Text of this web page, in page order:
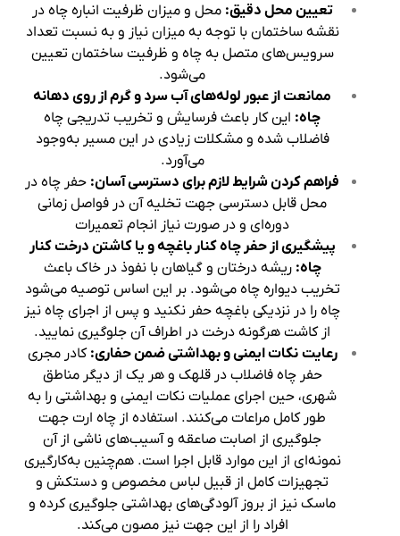
تعیین محل دقیق: محل و میزان ظرفیت انباره چاه در
نقشه ساختمان با توجه به میزان نیاز و به نسبت تعداد
سرویس‌های متصل به چاه و ظرفیت ساختمان تعیین
می‌شود.
ممانعت از عبور لوله‌های آب سرد و گرم از روی دهانه
چاه: این کار باعث فرسایش و تخریب تدریجی چاه
فاضلاب شده و مشکلات زیادی در این مسیر به‌وجود
می‌آورد.
فراهم کردن شرایط لازم برای دسترسی آسان: حفر چاه در
محل قابل دسترسی جهت تخلیه آن در فواصل زمانی
دوره‌ای و در صورت نیاز انجام تعمیرات
پیشگیری از حفر چاه کنار باغچه و یا کاشتن درخت کنار
چاه: ریشه درختان و گیاهان با نفوذ در خاک باعث
تخریب دیواره چاه می‌شود. بر این اساس توصیه می‌شود
چاه را در نزدیکی باغچه حفر نکنید و پس از اجرای چاه نیز
از کاشت هرگونه درخت در اطراف آن جلوگیری نمایید.
رعایت نکات ایمنی و بهداشتی ضمن حفاری: کادر مجری
حفر چاه فاضلاب در قلهک و هر یک از دیگر مناطق
شهری، حین اجرای عملیات نکات ایمنی و بهداشتی را به
طور کامل مراعات می‌کنند. استفاده از چاه ارت جهت
جلوگیری از اصابت صاعقه و آسیب‌های ناشی از آن
نمونه‌‌ای از این موارد قابل اجرا است. هم‌چنین به‌کارگیری
تجهیزات کامل از قبیل لباس مخصوص و دستکش و
ماسک نیز از بروز آلودگی‌های بهداشتی جلوگیری کرده و
افراد را از این جهت نیز مصون می‌کند.